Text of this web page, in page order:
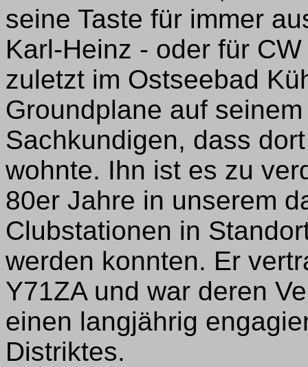
seine Taste für immer
Karl-Heinz - oder für
zuletzt im Ostseebad
Groundplane auf
Sachkundigen, dass
wohnte. Ihn ist es zu
80er Jahre in unserem
Clubstationen in
werden konnten. Er
Y71ZA und war deren
einen langjährig
Distriktes.